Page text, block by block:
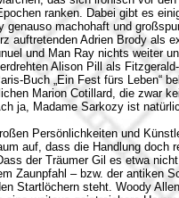
ranken. Dabei gibt es
genauso machohaft und
auftretenden Adrien Brody als
und Man Ray nichts weiter
Alison Pill als
Buch „Ein Fest fürs Leben“
Marion Cotillard, die zwar
ja, Madame Sarkozy ist
Persönlichkeiten und
auf, dass die Handlung doch
der Träumer Gil es etwa
Zaunpfahl – bzw. der antiken
Startlöchern steht. Woody